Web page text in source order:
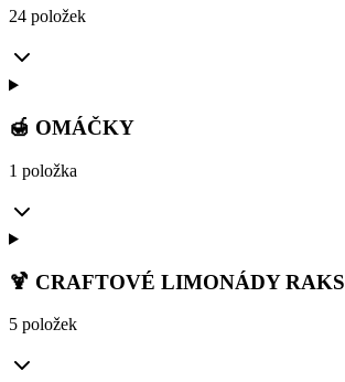
24 položek
🍯 OMÁČKY
1 položka
🍹 CRAFTOVÉ LIMONÁDY RAKS
5 položek